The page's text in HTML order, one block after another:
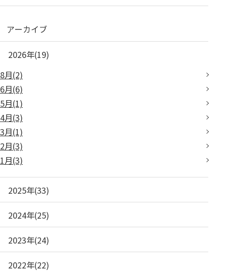
アーカイブ
2026年(19)
8月(2)
6月(6)
5月(1)
4月(3)
3月(1)
2月(3)
1月(3)
2025年(33)
2024年(25)
2023年(24)
2022年(22)